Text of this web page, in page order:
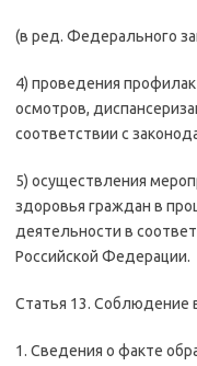
(в ред. Федерального
4) проведения
осмотров,
соответствии с
5) осуществления
здоровья граждан в
деятельности в
Российской Федерации.
Статья 13. Соблюдение
1. Сведения о факте